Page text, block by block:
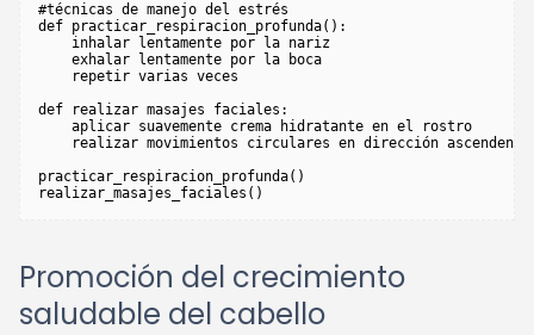
#técnicas de manejo del estrés
def practicar_respiracion_profunda():
    inhalar lentamente por la nariz
    exhalar lentamente por la boca
    repetir varias veces
def realizar masajes faciales:
    aplicar suavemente crema hidratante en el rostro
    realizar movimientos circulares en dirección ascendente
practicar_respiracion_profunda()
Promoción del crecimiento
saludable del cabello